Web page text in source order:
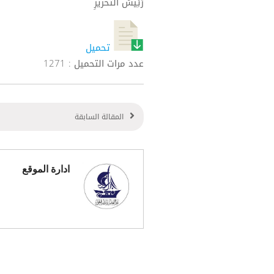
تحميل
عدد مرات التحميل : 1271
المقالة السابقة
ادارة الموقع